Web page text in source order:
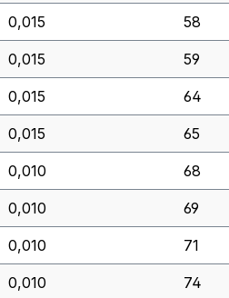
0,015 58
0,015 59
0,015 64
0,015 65
0,010 68
0,010 69
0,010 71
0,010 74